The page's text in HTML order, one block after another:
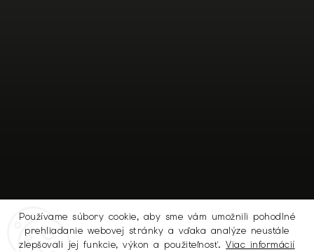
Používame súbory cookie, aby sme vám umožnili pohodlné
prehliadanie webovej stránky a vďaka analýze neustále
zlepšovali jej funkcie, výkon a použiteľnosť.Viac informácií
Sledovať na Instagrame